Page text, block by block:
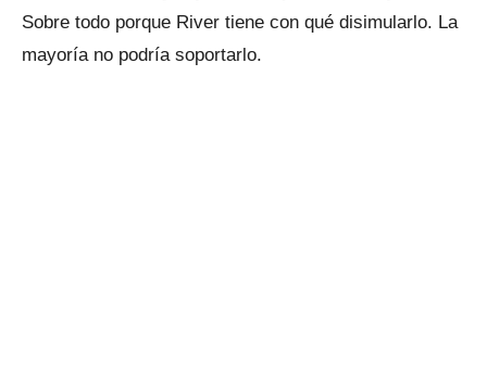
Sobre todo porque River tiene con qué disimularlo. La
mayoría no podría soportarlo.